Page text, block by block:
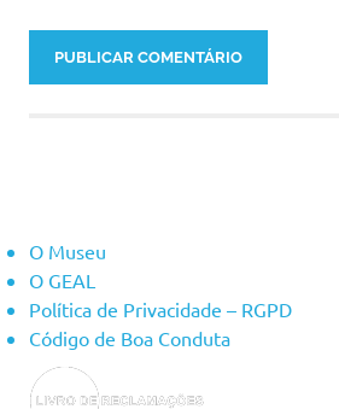
O Museu
O GEAL
Política de Privacidade – RGPD
Código de Boa Conduta